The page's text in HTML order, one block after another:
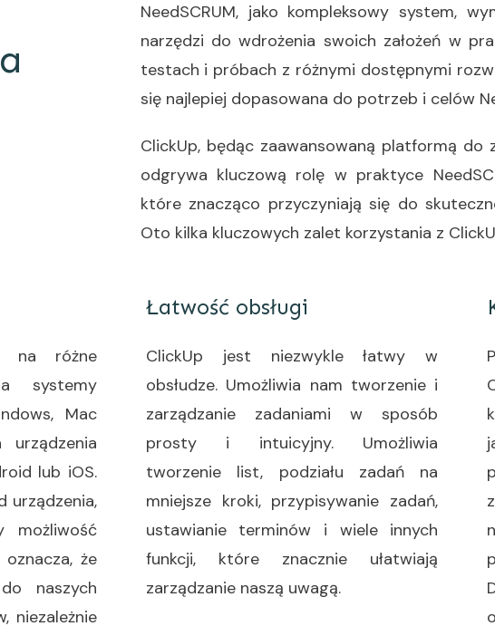
NeedSCRUM, jako kompleksowy system,
narzędzi do wdrożenia swoich założeń w
testach i próbach z różnymi dostępnymi
się najlepiej dopasowana do potrzeb i celów
ClickUp, będąc zaawansowaną platformą do
odgrywa kluczową rolę w praktyce
które znacząco przyczyniają się do
Oto kilka kluczowych zalet korzystania z
na różne
systemy
Mac
lub iOS.
urządzenia,
możliwość
że
naszych
niezależnie
Łatwość obsługi
ClickUp jest niezwykle łatwy w
obsłudze. Umożliwia nam tworzenie i
zarządzanie zadaniami w sposób
prosty i intuicyjny. Umożliwia
tworzenie list, podziału zadań na
mniejsze kroki, przypisywanie zadań,
ustawianie terminów i wiele innych
funkcji, które znacznie ułatwiają
zarządzanie naszą uwagą.